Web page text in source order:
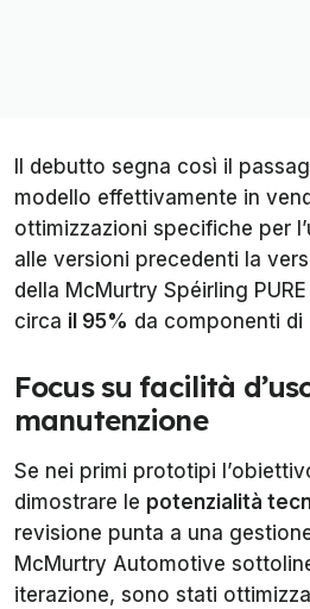
Il debutto segna così il
modello effettivamente in
ottimizzazioni specifiche per
alle versioni precedenti la
della McMurtry Spéirling
circa il 95% da componenti
Focus su facilità
manutenzione
Se nei primi prototipi
dimostrare le potenzialità
revisione punta a una
McMurtry Automotive
iterazione, sono stati